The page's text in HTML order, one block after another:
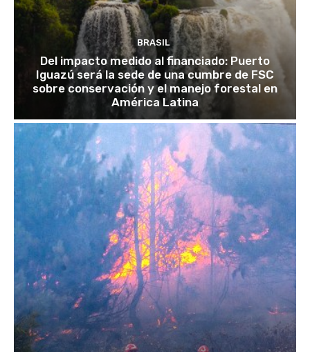
BRASIL
Del impacto medido al financiado: Puerto
Iguazú será la sede de una cumbre de FSC
sobre conservación y el manejo forestal en
América Latina